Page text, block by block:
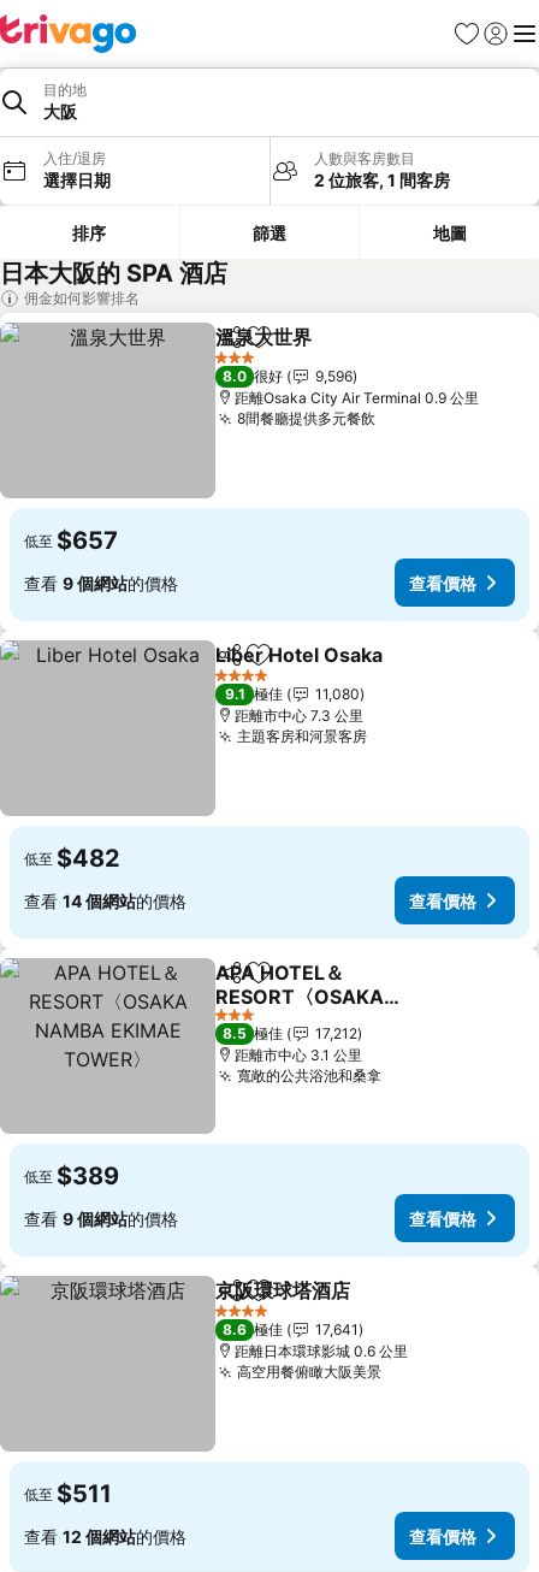
收藏夾
登入 選
目的地
大阪
入住/退房
選擇日期
人數與客房數目
2 位旅客, 1 間客房
排序 篩選 地圖
日本大阪的 SPA 酒店
佣金如何影響排名
分享 放到收藏夾
溫泉大世界
3 星級
8.0 很好
9,596
距離Osaka City Air Terminal 0.9 公里
8間餐廳提供多元餐飲查看價格
低至 $657
查看 9 個網站的價格 查看價格
分享 放到收藏夾
Liber Hotel Osaka
4 星級
9.1 極佳
11,080
距離市中心 7.3 公里
主題客房和河景客房查看價格
低至 $482
查看 14 個網站的價格 查看價格
分享 放到收藏夾
APA HOTEL＆
RESORT〈OSAKA
NAMBA EKIMAE
TOWER〉
查看價格
3 星級
8.5 極佳
17,212
距離市中心 3.1 公里
寬敞的公共浴池和桑拿查看價格
低至 $389
查看 9 個網站的價格 查看價格
分享 放到收藏夾
京阪環球塔酒店
4 星級
8.6 極佳
17,641
距離日本環球影城 0.6 公里
高空用餐俯瞰大阪美景查看價格
低至 $511
查看 12 個網站的價格 查看價格